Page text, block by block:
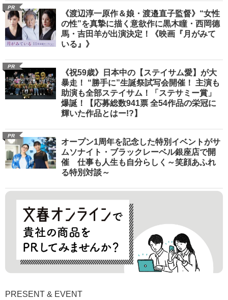
PR
《渡辺淳一原作＆娘・渡邉直子監督》“女性
の性”を真摯に描く意欲作に黒木瞳・西岡德
馬・吉田羊が出演決定！《映画『月がみて
いる』》
PR
《祝59歳》日本中の【ステイサム愛】が大
暴走！ “勝手に”生誕祭試写会開催！ 主演も
助演も全部ステイサム！「ステサミー賞」
爆誕！【応募総数941票 全54作品の栄冠に
輝いた作品とはー!?】
PR
オープン1周年を記念した特別イベントがサ
ムソナイト・ブラックレーベル銀座店で開
催 仕事も人生も自分らしく～笑顔あふれ
る特別対談～
PRESENT & EVENT